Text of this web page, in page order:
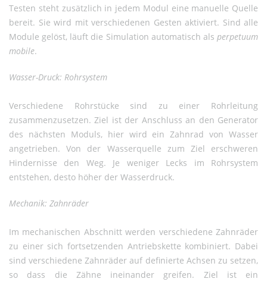
Testen steht zusätzlich in jedem Modul eine manuelle Quelle
bereit. Sie wird mit verschiedenen Gesten aktiviert. Sind alle
Module gelöst, läuft die Simulation automatisch als perpetuum
mobile.
Wasser-Druck: Rohrsystem
Verschiedene Rohrstücke sind zu einer Rohrleitung
zusammenzusetzen. Ziel ist der Anschluss an den Generator
des nächsten Moduls, hier wird ein Zahnrad von Wasser
angetrieben. Von der Wasserquelle zum Ziel erschweren
Hindernisse den Weg. Je weniger Lecks im Rohrsystem
entstehen, desto höher der Wasserdruck.
Mechanik: Zahnräder
Im mechanischen Abschnitt werden verschiedene Zahnräder
zu einer sich fortsetzenden Antriebskette kombiniert. Dabei
sind verschiedene Zahnräder auf definierte Achsen zu setzen,
so dass die Zähne ineinander greifen. Ziel ist ein